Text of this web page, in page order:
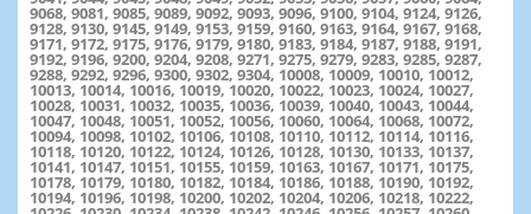
9068, 9081, 9085, 9089, 9092, 9093, 9096, 9100, 9104, 9124, 9126,
9128, 9130, 9145, 9149, 9153, 9159, 9160, 9163, 9164, 9167, 9168,
9171, 9172, 9175, 9176, 9179, 9180, 9183, 9184, 9187, 9188, 9191,
9192, 9196, 9200, 9204, 9208, 9271, 9275, 9279, 9283, 9285, 9287,
9288, 9292, 9296, 9300, 9302, 9304, 10008, 10009, 10010, 10012,
10013, 10014, 10016, 10019, 10020, 10022, 10023, 10024, 10027,
10028, 10031, 10032, 10035, 10036, 10039, 10040, 10043, 10044,
10047, 10048, 10051, 10052, 10056, 10060, 10064, 10068, 10072,
10094, 10098, 10102, 10106, 10108, 10110, 10112, 10114, 10116,
10118, 10120, 10122, 10124, 10126, 10128, 10130, 10133, 10137,
10141, 10147, 10151, 10155, 10159, 10163, 10167, 10171, 10175,
10178, 10179, 10180, 10182, 10184, 10186, 10188, 10190, 10192,
10194, 10196, 10198, 10200, 10202, 10204, 10206, 10218, 10222,